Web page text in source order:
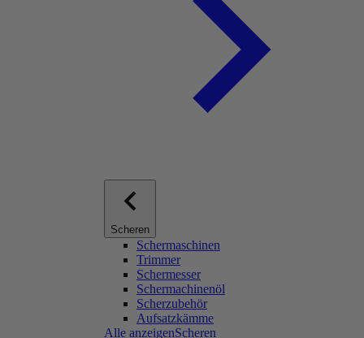
Scheren
Schermaschinen
Trimmer
Schermesser
Schermachinenöl
Scherzubehör
Aufsatzkämme
Alle anzeigenScheren